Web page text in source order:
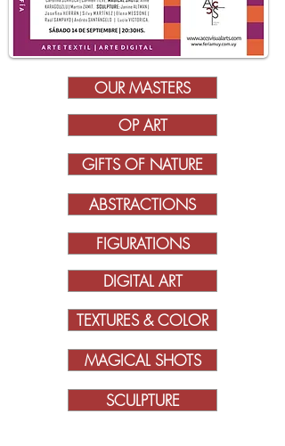
OUR MASTERS
OP ART
GIFTS OF NATURE
ABSTRACTIONS
FIGURATIONS
DIGITAL ART
TEXTURES & COLOR
MAGICAL SHOTS
SCULPTURE